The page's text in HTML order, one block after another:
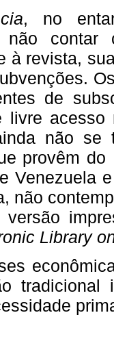
, no
não contar
à revista,
de
livre
não se
provêm
Venezuela
não
versão
Library
tradicional